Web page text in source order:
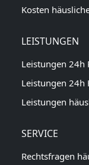
Kosten
LEISTUNGEN
Leistungen 24h
Leistungen 24h
Leistungen
SERVICE
Rechtsfragen